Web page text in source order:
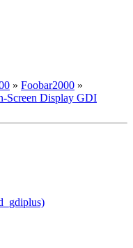
» Foobar2000 »
Screen Display GDI